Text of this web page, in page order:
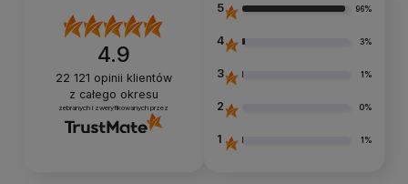
4.9
22 121 opinii klientów
z całego okresu
zebranych i zweryfikowanych przez
5 96%
4 3%
3 1%
2 0%
1 1%